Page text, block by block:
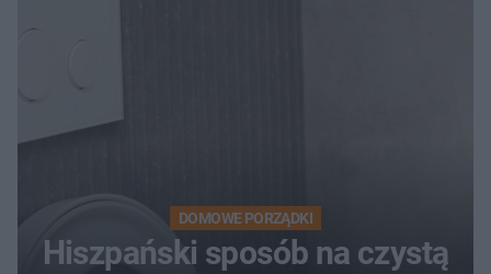
DOMOWE PORZĄDKI
Hiszpański sposób na czystą